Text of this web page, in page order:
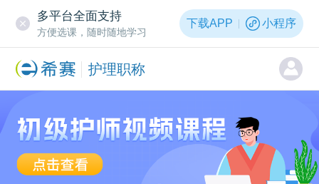
多平台全面支持
方便选课，随时随地学习
下载APP 小程序
护理职称